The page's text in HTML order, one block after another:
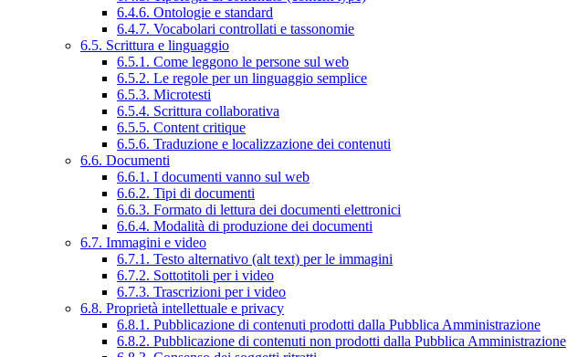
6.4.6. Ontologie e standard
6.4.7. Vocabolari controllati e tassonomie
6.5. Scrittura e linguaggio
6.5.1. Come leggono le persone sul web
6.5.2. Le regole per un linguaggio semplice
6.5.3. Microtesti
6.5.4. Scrittura collaborativa
6.5.5. Content critique
6.5.6. Traduzione e localizzazione dei contenuti
6.6. Documenti
6.6.1. I documenti vanno sul web
6.6.2. Tipi di documenti
6.6.3. Formato di lettura dei documenti elettronici
6.6.4. Modalità di produzione dei documenti
6.7. Immagini e video
6.7.1. Testo alternativo (alt text) per le immagini
6.7.2. Sottotitoli per i video
6.7.3. Trascrizioni per i video
6.8. Proprietà intellettuale e privacy
6.8.1. Pubblicazione di contenuti prodotti dalla Pubblica Amministrazione
6.8.2. Pubblicazione di contenuti non prodotti dalla Pubblica Amministrazione